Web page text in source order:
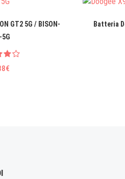
GT2 5G / BISON-
5G
Batteria